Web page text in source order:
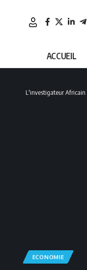
ACCUEIL
L'investigateur Africain
ECONOMIE